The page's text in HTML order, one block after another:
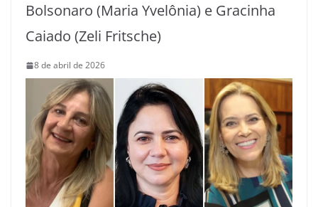
Bolsonaro (Maria Yvelônia) e Gracinha
Caiado (Zeli Fritsche)
8 de abril de 2026